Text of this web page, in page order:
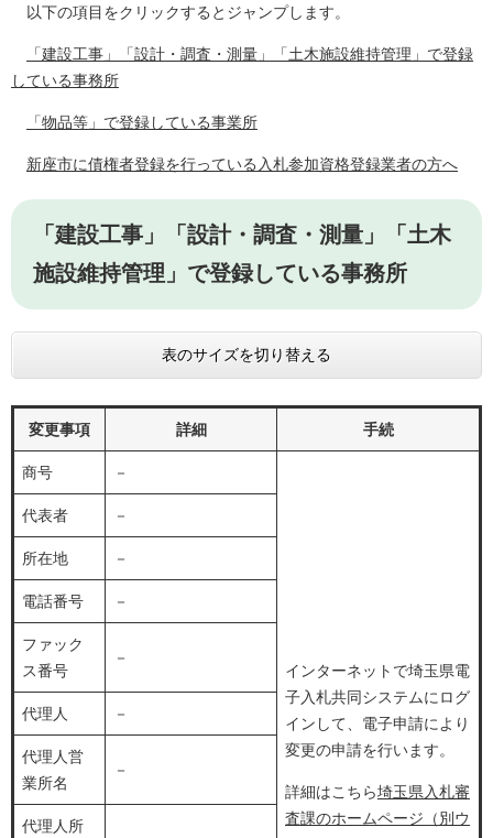
以下の項目をクリックするとジャンプします。
「建設工事」「設計・調査・測量」「土木施設維持管理」で登録
している事務所
「物品等」で登録している事業所
新座市に債権者登録を行っている入札参加資格登録業者の方へ
「建設工事」「設計・調査・測量」「土木
施設維持管理」で登録している事務所
表のサイズを切り替える
変更事項 詳細 手続
商号 －
インターネットで埼玉県電
子入札共同システムにログ
インして、電子申請により
変更の申請を行います。
詳細はこちら埼玉県入札審
査課のホームページ（別ウ
代表者 －
所在地 －
電話番号 －
ファック
ス番号
－
代理人 －
代理人営
業所名
－
代理人所